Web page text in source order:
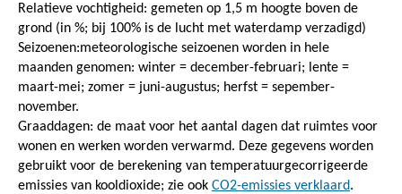
Relatieve vochtigheid: gemeten op 1,5 m hoogte boven de
grond (in %; bij 100% is de lucht met waterdamp verzadigd)
Seizoenen:meteorologische seizoenen worden in hele
maanden genomen: winter = december-februari; lente =
maart-mei; zomer = juni-augustus; herfst = sepember-
november.
Graaddagen: de maat voor het aantal dagen dat ruimtes voor
wonen en werken worden verwarmd. Deze gegevens worden
gebruikt voor de berekening van temperatuurgecorrigeerde
emissies van kooldioxide; zie ook CO2-emissies verklaard.